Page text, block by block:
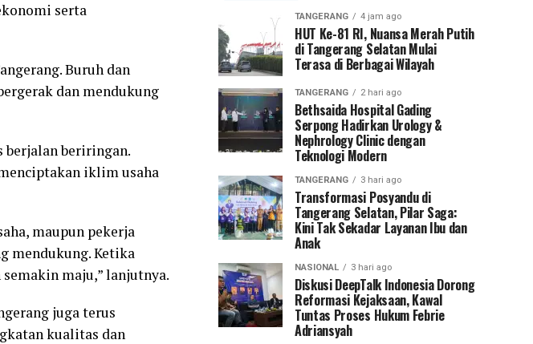
serta
Buruh dan
dan mendukung
berjalan beriringan.
iklim usaha
maupun pekerja
mendukung. Ketika
maju,” lanjutnya.
juga terus
kualitas dan
TANGERANG 4 jam ago
HUT Ke-81 RI, Nuansa Merah Putih
di Tangerang Selatan Mulai
Terasa di Berbagai Wilayah
TANGERANG 2 hari ago
Bethsaida Hospital Gading
Serpong Hadirkan Urology &
Nephrology Clinic dengan
Teknologi Modern
TANGERANG 3 hari ago
Transformasi Posyandu di
Tangerang Selatan, Pilar Saga:
Kini Tak Sekadar Layanan Ibu dan
Anak
NASIONAL 3 hari ago
Diskusi DeepTalk Indonesia Dorong
Reformasi Kejaksaan, Kawal
Tuntas Proses Hukum Febrie
Adriansyah